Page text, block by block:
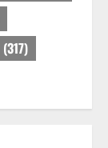
(317)